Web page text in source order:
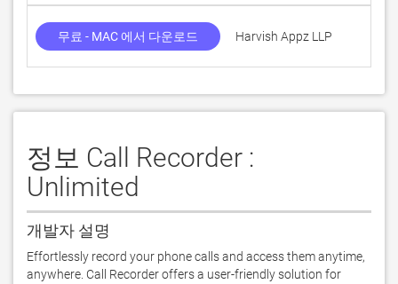
무료 - MAC 에서 다운로드 Harvish Appz LLP
정보 Call Recorder :
Unlimited
개발자 설명
Effortlessly record your phone calls and access them anytime,
anywhere. Call Recorder offers a user-friendly solution for